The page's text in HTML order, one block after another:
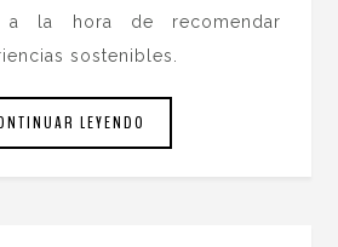
a la hora de recomendar
sostenibles.
LEYENDO